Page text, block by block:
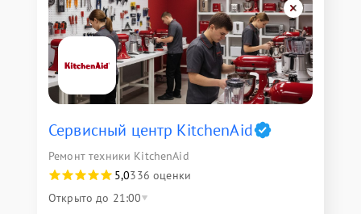
Сервисный центр KitchenAid
Ремонт техники KitchenAid
5,0336 оценки
Открыто до 21:00